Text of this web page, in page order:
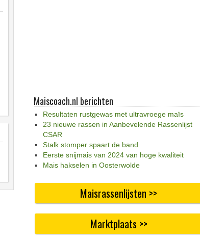
Maiscoach.nl berichten
Resultaten rustgewas met ultravroege maïs
23 nieuwe rassen in Aanbevelende Rassenlijst
CSAR
Stalk stomper spaart de band
Eerste snijmais van 2024 van hoge kwaliteit
Mais hakselen in Oosterwolde
Maisrassenlijsten >>
Marktplaats >>